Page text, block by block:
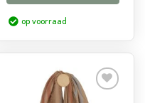
op voorraad
Aan